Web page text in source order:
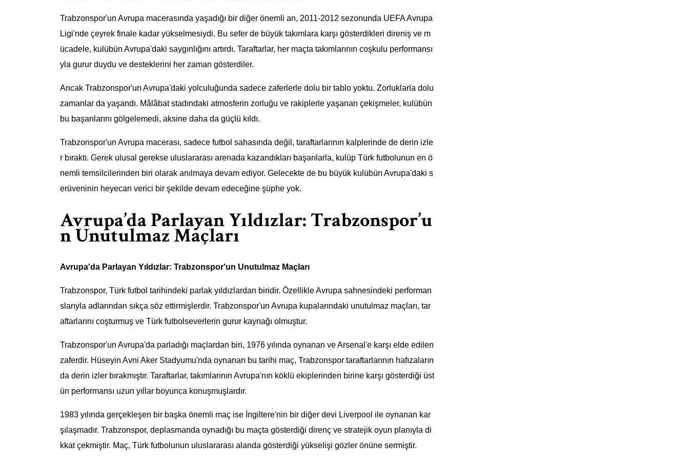
Trabzonspor'un Avrupa macerasında yaşadığı bir diğer önemli an, 2011-2012 sezonunda UEFA Avrupa
Ligi'nde çeyrek finale kadar yükselmesiydi. Bu sefer de büyük takımlara karşı gösterdikleri direniş ve m
ücadele, kulübün Avrupa'daki saygınlığını artırdı. Taraftarlar, her maçta takımlarının coşkulu performansı
yla gurur duydu ve desteklerini her zaman gösterdiler.
Ancak Trabzonspor'un Avrupa'daki yolculuğunda sadece zaferlerle dolu bir tablo yoktu. Zorluklarla dolu
zamanlar da yaşandı. Mâlâbat stadındaki atmosferin zorluğu ve rakiplerle yaşanan çekişmeler, kulübün
bu başarılarını gölgelemedi, aksine daha da güçlü kıldı.
Trabzonspor'un Avrupa macerası, sadece futbol sahasında değil, taraftarlarının kalplerinde de derin izle
r bıraktı. Gerek ulusal gerekse uluslararası arenada kazandıkları başarılarla, kulüp Türk futbolunun en ö
nemli temsilcilerinden biri olarak anılmaya devam ediyor. Gelecekte de bu büyük kulübün Avrupa'daki s
erüveninin heyecan verici bir şekilde devam edeceğine şüphe yok.
Avrupa’da Parlayan Yıldızlar: Trabzonspor’u
n Unutulmaz Maçları
Avrupa'da Parlayan Yıldızlar: Trabzonspor'un Unutulmaz Maçları
Trabzonspor, Türk futbol tarihindeki parlak yıldızlardan biridir. Özellikle Avrupa sahnesindeki performan
slarıyla adlarından sıkça söz ettirmişlerdir. Trabzonspor'un Avrupa kupalarındaki unutulmaz maçları, tar
aftarlarını coşturmuş ve Türk futbolseverlerin gurur kaynağı olmuştur.
Trabzonspor'un Avrupa'da parladığı maçlardan biri, 1976 yılında oynanan ve Arsenal'e karşı elde edilen
zaferdir. Hüseyin Avni Aker Stadyumu'nda oynanan bu tarihi maç, Trabzonspor taraftarlarının hafızaların
da derin izler bırakmıştır. Taraftarlar, takımlarının Avrupa'nın köklü ekiplerinden birine karşı gösterdiği üst
ün performansı uzun yıllar boyunca konuşmuşlardır.
1983 yılında gerçekleşen bir başka önemli maç ise İngiltere'nin bir diğer devi Liverpool ile oynanan kar
şılaşmadır. Trabzonspor, deplasmanda oynadığı bu maçta gösterdiği direnç ve stratejik oyun planıyla di
kkat çekmiştir. Maç, Türk futbolunun uluslararası alanda gösterdiği yükselişi gözler önüne sermiştir.